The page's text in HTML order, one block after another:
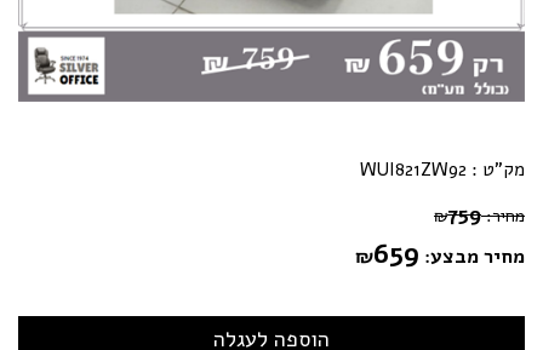
מק"ט : WUI821ZW92
מחיר: ₪759
מחיר מבצע: ₪659